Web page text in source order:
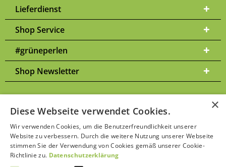
Lieferdienst
Shop Service
#grüneperlen
Shop Newsletter
* Alle Preise inkl. gesetzl. Mehrwertsteuer zzgl. Versandkosten
ggf. Nachnahmegebühren, wenn nicht anders beschrieben | Bitte
beachten Sie unsereDatenschutzerklärung
×
Diese Webseite verwendet Cookies.
Wir verwenden Cookies, um die Benutzerfreundlichkeit unserer
Website zu verbessern. Durch die weitere Nutzung unserer Webseite
stimmen Sie der Verwendung von Cookies gemäß unserer Cookie-
Richtlinie zu. Datenschutzerklärung